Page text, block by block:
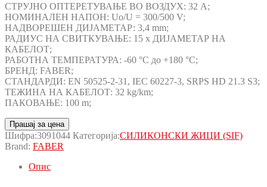
СТРУЈНО ОПТЕРЕТУВАЊЕ ВО ВОЗДУХ: 32 A;
НОМИНАЛЕН НАПОН: Uo/U = 300/500 V;
НАДВОРЕШЕН ДИЈАМЕТАР: 3,4 mm;
РАДИУС НА СВИТКУВАЊЕ: 15 x ДИЈАМЕТАР НА
КАБЕЛОТ;
РАБОТНА ТЕМПЕРАТУРА: -60 °C до +180 °C;
БРЕНД: FABER;
СТАНДАРДИ: EN 50525-2-31, IEC 60227-3, SRPS HD 21.3 S3;
ТЕЖИНА НА КАБЕЛОТ: 32 kg/km;
ПАКОВАЊЕ: 100 m;
Прашај за цена
Шифра:3091044 Категорија:СИЛИКОНСКИ ЖИЦИ (SIF)
Brand: FABER
Опис